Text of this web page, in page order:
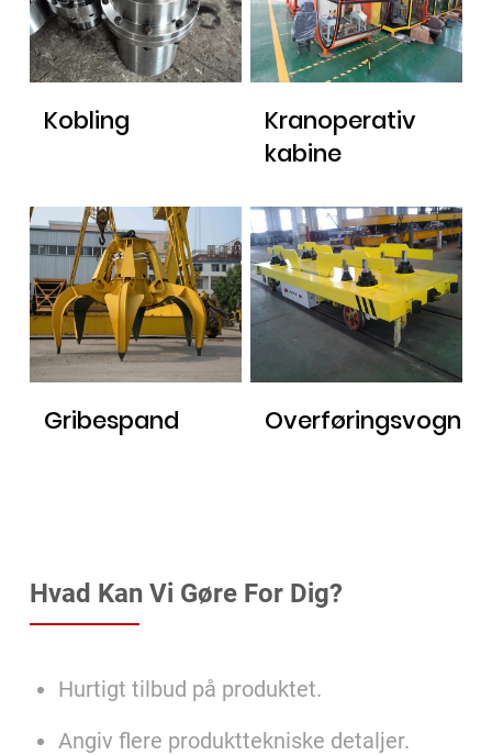
Kobling
Kranoperativ
kabine
Gribespand Overføringsvogn
Hvad Kan Vi Gøre For Dig?
Hurtigt tilbud på produktet.
Angiv flere produkttekniske detaljer.